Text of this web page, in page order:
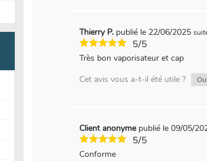
Thierry P. publié le 22/06/2025
5/5
Très bon vaporisateur et cap
Cet avis vous a-t-il été utile ?
Oui
Client anonyme publié le 09/05/
5/5
Conforme